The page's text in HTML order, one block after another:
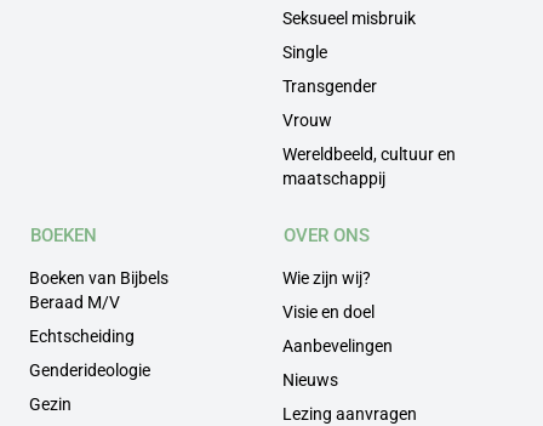
Seksueel misbruik
Single
Transgender
Vrouw
Wereldbeeld, cultuur en
maatschappij
BOEKEN
Boeken van Bijbels
Beraad M/V
Echtscheiding
Genderideologie
Gezin
OVER ONS
Wie zijn wij?
Visie en doel
Aanbevelingen
Nieuws
Lezing aanvragen